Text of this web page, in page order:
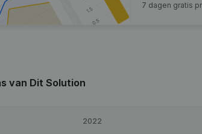
7 dagen gratis
van Dit Solution
2022